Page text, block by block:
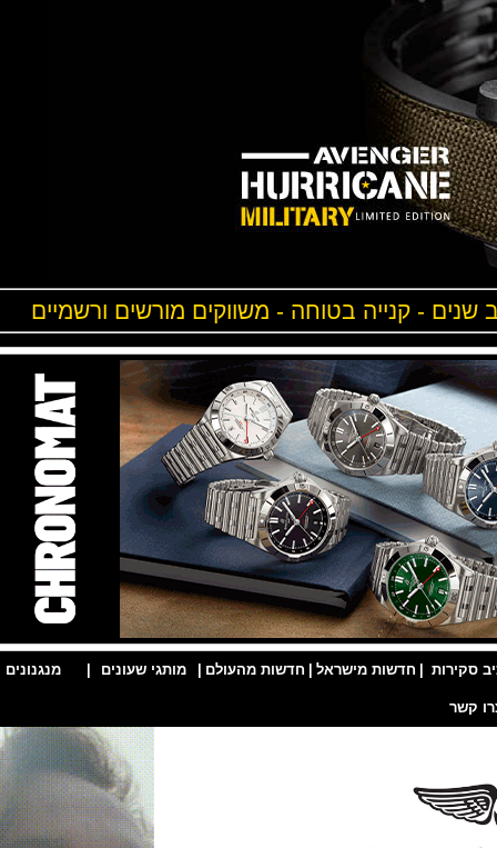
- קנייה בטוחה - משווקים מורשים ורשמיים
| חדשות מישראל | חדשות מהעולם | מותגי שעונים | מנגנונים |